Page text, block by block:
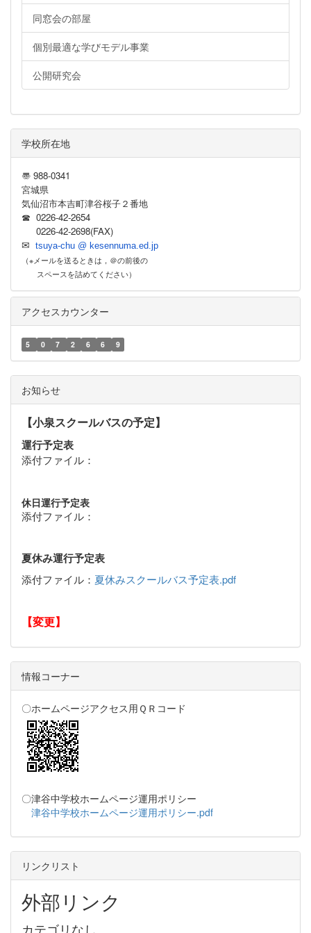
同窓会の部屋
個別最適な学びモデル事業
公開研究会
学校所在地
〠 988-0341
宮城県
気仙沼市本吉町津谷桜子２番地
☎ 0226-42-2654
0226-42-2698(FAX)
✉ tsuya-chu @ kesennuma.ed.jp
（※メールを送るときは，＠の前後の
スペースを詰めてください）
アクセスカウンター
5 0 7 2 6 6 9
お知らせ
【小泉スクールバスの予定】
運行予定表
添付ファイル：
休日運行予定表
添付ファイル：
夏休み運行予定表
添付ファイル： 夏休みスクールバス予定表.pdf
【変更】
情報コーナー
〇ホームページアクセス用ＱＲコード
〇津谷中学校ホームページ運用ポリシー
津谷中学校ホームページ運用ポリシー.pdf
リンクリスト
外部リンク
カテゴリなし